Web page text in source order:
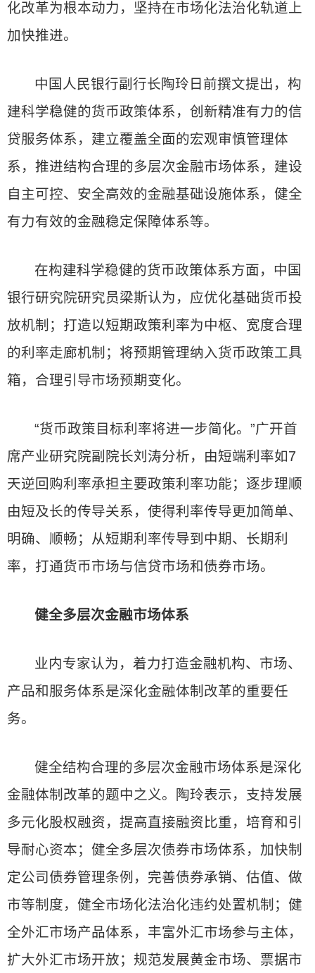
化改革为根本动力，坚持在市场化法治化轨道上
加快推进。
中国人民银行副行长陶玲日前撰文提出，构
建科学稳健的货币政策体系，创新精准有力的信
贷服务体系，建立覆盖全面的宏观审慎管理体
系，推进结构合理的多层次金融市场体系，建设
自主可控、安全高效的金融基础设施体系，健全
有力有效的金融稳定保障体系等。
在构建科学稳健的货币政策体系方面，中国
银行研究院研究员梁斯认为，应优化基础货币投
放机制；打造以短期政策利率为中枢、宽度合理
的利率走廊机制；将预期管理纳入货币政策工具
箱，合理引导市场预期变化。
“货币政策目标利率将进一步简化。”广开首
席产业研究院副院长刘涛分析，由短端利率如7
天逆回购利率承担主要政策利率功能；逐步理顺
由短及长的传导关系，使得利率传导更加简单、
明确、顺畅；从短期利率传导到中期、长期利
率，打通货币市场与信贷市场和债券市场。
健全多层次金融市场体系
业内专家认为，着力打造金融机构、市场、
产品和服务体系是深化金融体制改革的重要任
务。
健全结构合理的多层次金融市场体系是深化
金融体制改革的题中之义。陶玲表示，支持发展
多元化股权融资，提高直接融资比重，培育和引
导耐心资本；健全多层次债券市场体系，加快制
定公司债券管理条例，完善债券承销、估值、做
市等制度，健全市场化法治化违约处置机制；健
全外汇市场产品体系，丰富外汇市场参与主体，
扩大外汇市场开放；规范发展黄金市场、票据市